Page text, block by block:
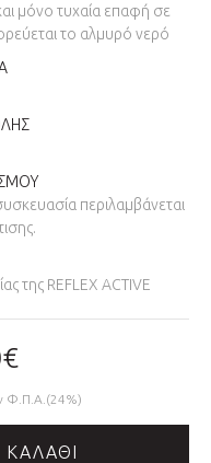
μόνο τυχαία επαφή σε
το αλμυρό νερό
περιλαμβάνεται
της REFLEX ACTIVE
Φ.Π.Α.(24%)